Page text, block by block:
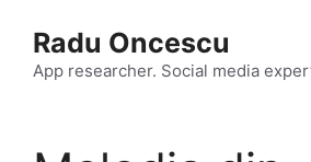
content
Radu Oncescu
App researcher. Social media